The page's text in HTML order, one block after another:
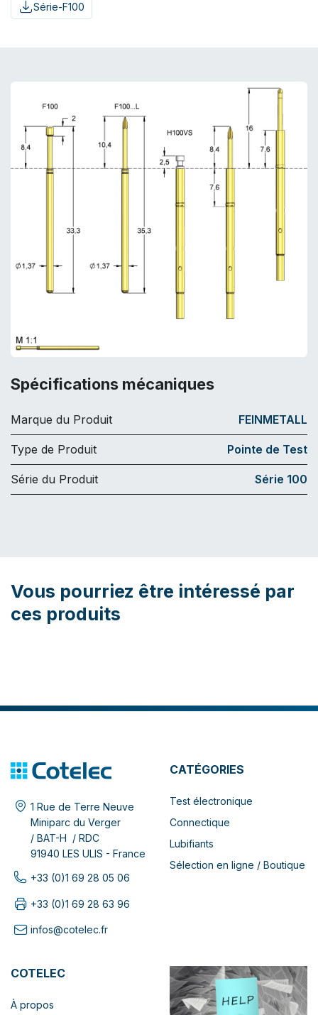
Série-F100
Spécifications mécaniques
Marque du Produit FEINMETALL
Type de Produit Pointe de Test
Série du Produit Série 100
Vous pourriez être intéressé par
ces produits
1 Rue de Terre Neuve
Miniparc du Verger
/ BAT-H / RDC
91940 LES ULIS - France
+33 (0)1 69 28 05 06
+33 (0)1 69 28 63 96
infos@cotelec.fr
CATÉGORIES
Test électronique
Connectique
Lubifiants
Sélection en ligne / Boutique
COTELEC
À propos